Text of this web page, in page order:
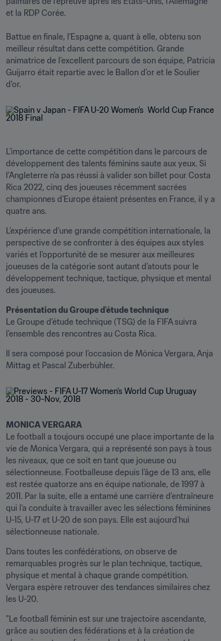
et la RDP Corée.
Battue en finale, l’Espagne a, quant à elle, obtenu son
meilleur résultat dans cette compétition. Grande
animatrice de l’excellent parcours de son équipe, Patricia
Guijarro était repartie avec le Ballon d’or et le Soulier
d'or.
L’importance de cette compétition dans le parcours de
développement des talents féminins saute aux yeux. Si
l’Angleterre n’a pas réussi à valider son billet pour Costa
Rica 2022, cinq des joueuses récemment sacrées
championnes d’Europe étaient présentes en France, il y a
quatre ans.
L’expérience d’une grande compétition internationale, la
perspective de se confronter à des équipes aux styles
variés et l’opportunité de se mesurer aux meilleures
joueuses de la catégorie sont autant d’atouts pour le
développement technique, tactique, physique et mental
des joueuses.
Présentation du Groupe d'étude technique
Le Groupe d’étude technique (TSG) de la FIFA suivra
l’ensemble des rencontres au Costa Rica.
Il sera composé pour l’occasion de Mónica Vergara, Anja
Mittag et Pascal Zuberbühler.
MONICA VERGARA
Le football a toujours occupé une place importante de la
vie de Monica Vergara, qui a représenté son pays à tous
les niveaux, que ce soit en tant que joueuse ou
sélectionneuse. Footballeuse depuis l’âge de 13 ans, elle
est restée quatorze ans en équipe nationale, de 1997 à
2011. Par la suite, elle a entamé une carrière d’entraîneure
qui l’a conduite à travailler avec les sélections féminines
U-15, U-17 et U-20 de son pays. Elle est aujourd’hui
sélectionneuse nationale.
Dans toutes les confédérations, on observe de
remarquables progrès sur le plan technique, tactique,
physique et mental à chaque grande compétition.
Vergara espère retrouver des tendances similaires chez
les U-20.
"Le football féminin est sur une trajectoire ascendante,
grâce au soutien des fédérations et à la création de